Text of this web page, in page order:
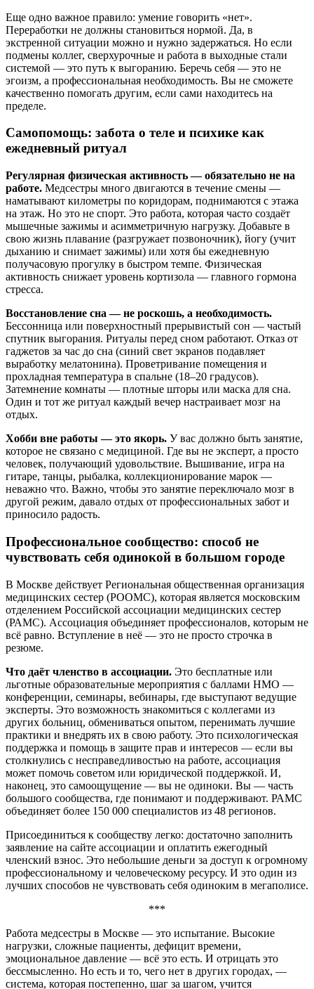
Еще одно важное правило: умение говорить «нет».
Переработки не должны становиться нормой. Да, в
экстренной ситуации можно и нужно задержаться. Но если
подмены коллег, сверхурочные и работа в выходные стали
системой — это путь к выгоранию. Беречь себя — это не
эгоизм, а профессиональная необходимость. Вы не сможете
качественно помогать другим, если сами находитесь на
пределе.
Самопомощь: забота о теле и психике как
ежедневный ритуал
Регулярная физическая активность — обязательно не на
работе. Медсестры много двигаются в течение смены —
наматывают километры по коридорам, поднимаются с этажа
на этаж. Но это не спорт. Это работа, которая часто создаёт
мышечные зажимы и асимметричную нагрузку. Добавьте в
свою жизнь плавание (разгружает позвоночник), йогу (учит
дыханию и снимает зажимы) или хотя бы ежедневную
получасовую прогулку в быстром темпе. Физическая
активность снижает уровень кортизола — главного гормона
стресса.
Восстановление сна — не роскошь, а необходимость.
Бессонница или поверхностный прерывистый сон — частый
спутник выгорания. Ритуалы перед сном работают. Отказ от
гаджетов за час до сна (синий свет экранов подавляет
выработку мелатонина). Проветривание помещения и
прохладная температура в спальне (18–20 градусов).
Затемнение комнаты — плотные шторы или маска для сна.
Один и тот же ритуал каждый вечер настраивает мозг на
отдых.
Хобби вне работы — это якорь. У вас должно быть занятие,
которое не связано с медициной. Где вы не эксперт, а просто
человек, получающий удовольствие. Вышивание, игра на
гитаре, танцы, рыбалка, коллекционирование марок —
неважно что. Важно, чтобы это занятие переключало мозг в
другой режим, давало отдых от профессиональных забот и
приносило радость.
Профессиональное сообщество: способ не
чувствовать себя одинокой в большом городе
В Москве действует Региональная общественная организация
медицинских сестер (РООМС), которая является московским
отделением Российской ассоциации медицинских сестер
(РАМС). Ассоциация объединяет профессионалов, которым не
всё равно. Вступление в неё — это не просто строчка в
резюме.
Что даёт членство в ассоциации. Это бесплатные или
льготные образовательные мероприятия с баллами НМО —
конференции, семинары, вебинары, где выступают ведущие
эксперты. Это возможность знакомиться с коллегами из
других больниц, обмениваться опытом, перенимать лучшие
практики и внедрять их в свою работу. Это психологическая
поддержка и помощь в защите прав и интересов — если вы
столкнулись с несправедливостью на работе, ассоциация
может помочь советом или юридической поддержкой. И,
наконец, это самоощущение — вы не одиноки. Вы — часть
большого сообщества, где понимают и поддерживают. РАМС
объединяет более 150 000 специалистов из 48 регионов.
Присоединиться к сообществу легко: достаточно заполнить
заявление на сайте ассоциации и оплатить ежегодный
членский взнос. Это небольшие деньги за доступ к огромному
профессиональному и человеческому ресурсу. И это один из
лучших способов не чувствовать себя одиноким в мегаполисе.
***
Работа медсестры в Москве — это испытание. Высокие
нагрузки, сложные пациенты, дефицит времени,
эмоциональное давление — всё это есть. И отрицать это
бессмысленно. Но есть и то, чего нет в других городах, —
система, которая постепенно, шаг за шагом, учится